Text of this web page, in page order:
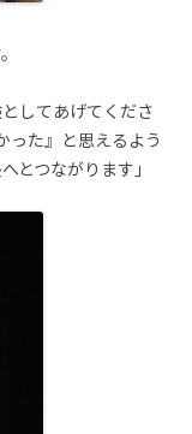
してあげてくださ
った』と思えるよう
とつながります」